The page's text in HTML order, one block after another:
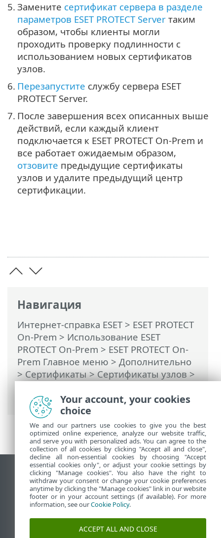
Навигация
Интернет-справка ESET> ESET PROTECT
On-Prem > Использование ESET
PROTECT On-Prem > ESET PROTECT On-
Prem Главное меню > Дополнительно
> Сертификаты>Сертификаты узлов>
сертификата — отчетность и замена
5. Замените сертификат сервера в разделе
параметров ESET PROTECT Server таким
образом, чтобы клиенты могли
проходить проверку подлинности с
использованием новых сертификатов
узлов.
6. Перезапустите службу сервера ESET
PROTECT Server.
7. После завершения всех описанных выше
действий, если каждый клиент
подключается к ESET PROTECT On-Prem и
все работает ожидаемым образом,
отзовите предыдущие сертификаты
узлов и удалите предыдущий центр
сертификации.
Использовать сайт для ПК
End of Life
База знаний ESET
ESET Status Portal
Your account, your cookies
choice
We and our partners use cookies to give you the best
optimized online experience, analyze our website traffic,
and serve you with personalized ads. You can agree to the
collection of all cookies by clicking "Accept all and close",
decline all non-essential cookies by choosing "Accept
essential cookies only", or adjust your cookie settings by
clicking "Manage cookies". You also have the right to
withdraw your consent or change your cookie preferences
anytime by clicking the "Manage cookies" link in our website
footer or in your account settings (if available). For more
information, see ourCookie Policy.
ACCEPT ALL AND CLOSE